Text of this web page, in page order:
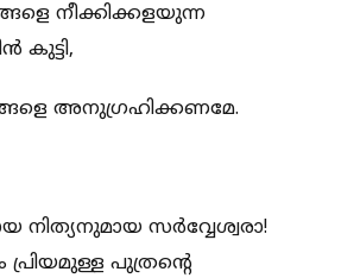
നീക്കിക്കളയുന്ന
കുട്ടി,
അനുഗ്രഹിക്കണമേ.
സര്‍വ്വേശ്വരാ!
പുത്രന്‍റെ